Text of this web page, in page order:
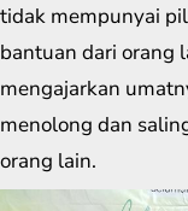
tidak mempunyai
bantuan dari orang
mengajarkan
menolong dan
orang lain.